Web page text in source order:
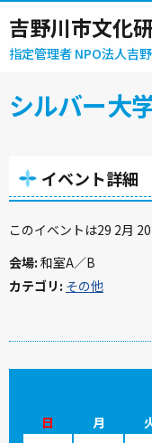
吉野川市文化
指定管理者 NPO法人吉
シルバー大
イベント詳細
このイベントは29 2月
会場: 和室A／B
カテゴリ: その他
日 月